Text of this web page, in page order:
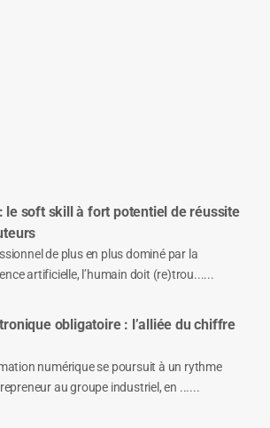
le soft skill à fort potentiel de réussite
de plus en plus dominé par la
artificielle, l’humain doit (re)trou......
obligatoire : l’alliée du chiffre
numérique se poursuit à un rythme
au groupe industriel, en ......